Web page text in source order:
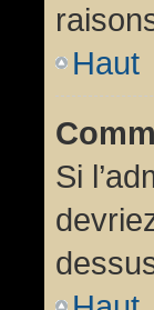
Haut
Si